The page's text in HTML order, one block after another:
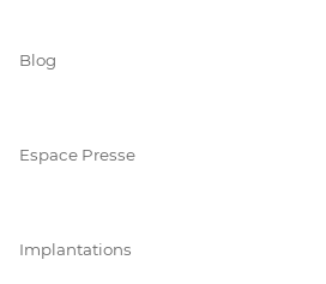
Blog
Espace Presse
Implantations